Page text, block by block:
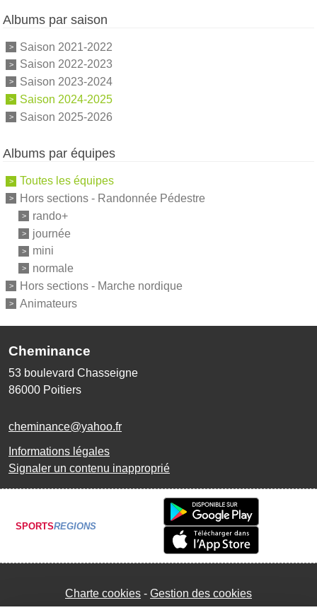
Albums par saison
Saison 2021-2022
Saison 2022-2023
Saison 2023-2024
Saison 2024-2025
Saison 2025-2026
Albums par équipes
Toutes les équipes
Hors sections - Randonnée Pédestre
rando+
journée
mini
normale
Hors sections - Marche nordique
Animateurs
Cheminance
53 boulevard Chasseigne
86000 Poitiers
cheminance@yahoo.fr
Informations légales
Signaler un contenu inapproprié
SPORTSREGIONS
Charte cookies Gestion des cookies